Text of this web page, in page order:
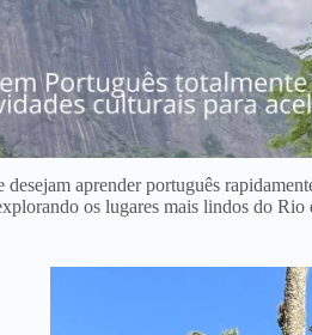
aprender português
os lugares mais lindos do Rio